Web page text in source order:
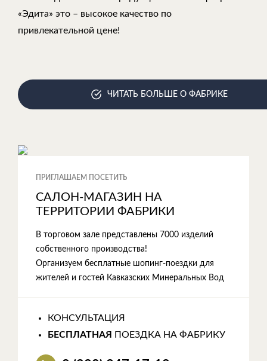
«Эдита» это – высокое качество по
привлекательной цене!
ЧИТАТЬ БОЛЬШЕ О ФАБРИКЕ
ПРИГЛАШАЕМ ПОСЕТИТЬ
САЛОН-МАГАЗИН НА
ТЕРРИТОРИИ ФАБРИКИ
В торговом зале представлены 7000 изделий
собственного производства!
Организуем бесплатные шопинг-поездки для
жителей и гостей Кавказских Минеральных Вод
КОНСУЛЬТАЦИЯ
БЕСПЛАТНАЯ
ПОЕЗДКА НА ФАБРИКУ